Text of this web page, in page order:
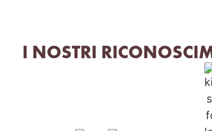
I NOSTRI